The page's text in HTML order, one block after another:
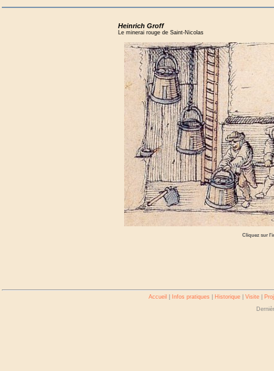
Heinrich Groff
Le minerai rouge de Saint-Nicolas
Cliquez sur
Accueil Infos pratiques Historique| Visite|